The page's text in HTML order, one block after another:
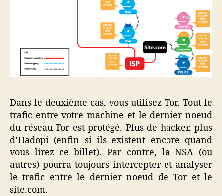
Dans le deuxième cas, vous utilisez Tor. Tout le
trafic entre votre machine et le dernier noeud
du réseau Tor est protégé. Plus de hacker, plus
d’Hadopi (enfin si ils existent encore quand
vous lirez ce billet). Par contre, la NSA (ou
autres) pourra toujours intercepter et analyser
le trafic entre le dernier noeud de Tor et le
site.com.